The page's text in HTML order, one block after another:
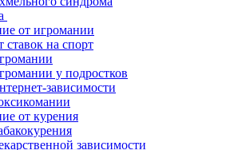
от игромании
ставок на спорт
у подростков
зависимости
от курения
зависимости